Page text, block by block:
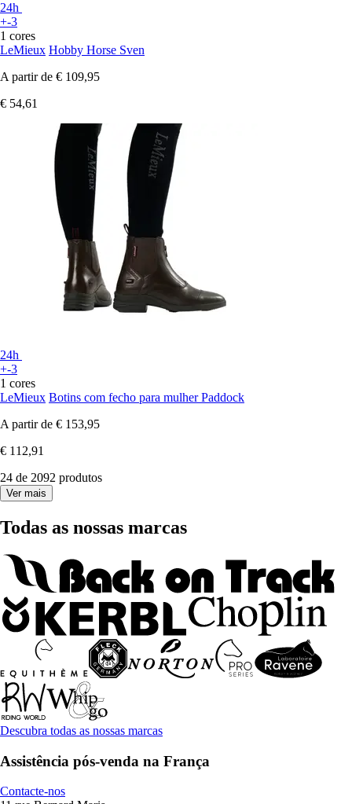
24h
+-3
1 cores
LeMieux Hobby Horse Sven
A partir de € 109,95
€ 54,61
24h
+-3
1 cores
LeMieux Botins com fecho para mulher Paddock
A partir de € 153,95
€ 112,91
24 de 2092 produtos
Ver mais
Todas as nossas marcas
Descubra todas as nossas marcas
Assistência pós-venda na França
Contacte-nos